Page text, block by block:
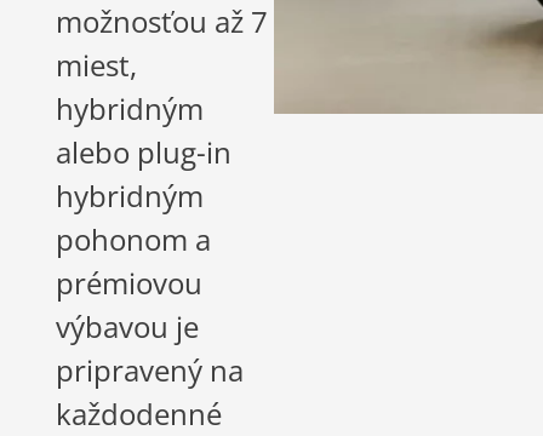
možnosťou až 7
miest,
hybridným
alebo plug-in
hybridným
pohonom a
prémiovou
výbavou je
pripravený na
každodenné